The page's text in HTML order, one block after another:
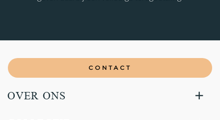
CONTACT
OVER ONS